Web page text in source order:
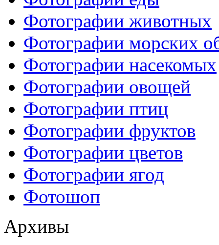
Фотографии животных
Фотографии морских
Фотографии насекомых
Фотографии овощей
Фотографии птиц
Фотографии фруктов
Фотографии цветов
Фотографии ягод
Фотошоп
Архивы